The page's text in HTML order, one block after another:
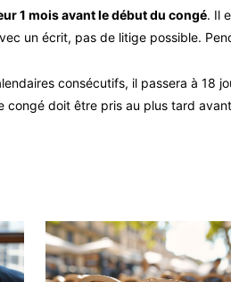
1 mois avant le début du congé. Il
un écrit, pas de litige possible.
consécutifs, il passera à 18
doit être pris au plus tard